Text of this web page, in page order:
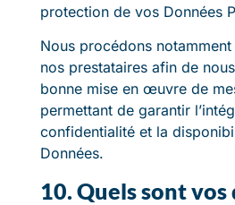
protection de vos Données
Nous procédons
nos prestataires afin de
bonne mise en œuvre de
permettant de garantir
confidentialité et la
Données.
10. Quels sont vos